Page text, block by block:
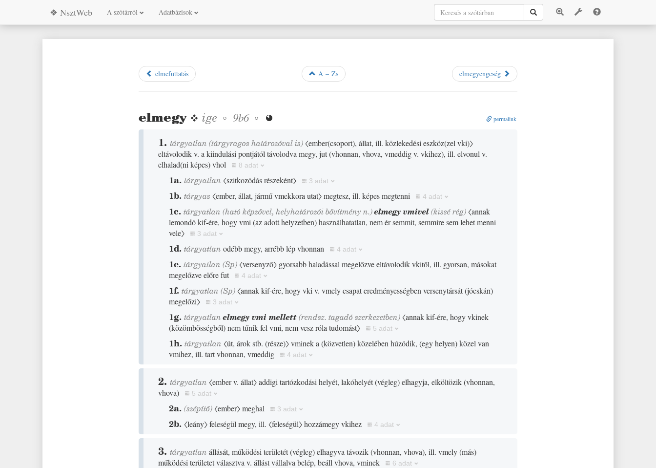
❖ NsztWeb A szótárról Adatbázisok
elmefuttatás A – Zs elmegyengeség
elmegy❖ige ◦ 9b6◦  permalink
1.tárgyatlan (tárgyragos határozóval is) 〈ember(csoport), állat, ill. közlekedési eszköz(zel vki)〉
eltávolodik v. a kiindulási pontjától távolodva megy, jut(vhonnan, vhova, vmeddig v. vkihez), ill. elvonul v.
elhalad(ni képes)vhol 8 adat
1a.tárgyatlan 〈szitkozódás részeként〉 3 adat
1b.tárgyas 〈ember, állat, jármű vmekkora utat〉megtesz, ill. képes megtenni 4 adat
1c.tárgyatlan (ható képzővel, helyhatározói bővítmény n.)elmegy vmivel(kissérég) 〈annak
lemondó kif-ére, hogy vmi(az adott helyzetben)használhatatlan, nem ér semmit, semmire sem lehet menni
vele〉
3 adat
1d.tárgyatlan odébb megy, arrébb lép vhonnan 4 adat
1e.tárgyatlan (Sp) 〈versenyző〉 gyorsabb haladással megelőzve eltávolodik vkitől, ill. gyorsan, másokat
megelőzve előre fut
4 adat
1f.tárgyatlan (Sp) 〈annak kif-ére, hogy vki v. vmely csapat eredményességben versenytársát(jócskán)
megelőzi〉
3 adat
1g.tárgyatlan elmegy vmi mellett(rendsz. tagadó szerkezetben) 〈annak kif-ére, hogy vkinek
(közömbösségből)nem tűnik fel vmi, nem vesz róla tudomást〉 5 adat
1h.tárgyatlan 〈út, árok stb.(része)〉vminek a(közvetlen)közelében húzódik,(egy helyen)közel van
vmihez, ill. tart vhonnan, vmeddig
4 adat
2.tárgyatlan 〈ember v. állat〉addigi tartózkodási helyét, lakóhelyét(végleg)elhagyja, elköltözik(vhonnan,
vhova) 5 adat
2a.(szépítő) 〈ember〉meghal 3 adat
2b.〈leány〉feleségül megy, ill.〈feleségül〉hozzámegy vkihez 4 adat
3.tárgyatlan állását, működési területét(végleg)elhagyva távozik(vhonnan, vhova), ill. vmely(más)
működési területet választva v. állást vállalva belép, beáll vhova, vminek
6 adat